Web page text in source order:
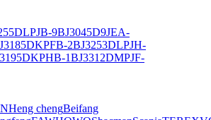
9BJ3045D9JEA-
2BJ3253DLPJH-
1BJ3312DMPJF-
Heng chengBeifang